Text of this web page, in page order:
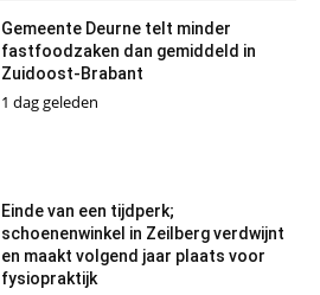
Gemeente Deurne telt minder
fastfoodzaken dan gemiddeld in
Zuidoost-Brabant
1 dag geleden
Einde van een tijdperk;
schoenenwinkel in Zeilberg verdwijnt
en maakt volgend jaar plaats voor
fysiopraktijk